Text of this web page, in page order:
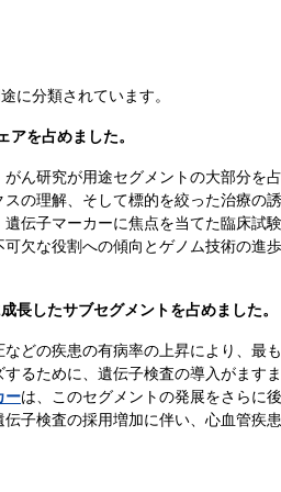
に分類されています。
を占めました。
ん研究が用途セグメントの大部分を占
の理解、そして標的を絞った治療の
伝子マーカーに焦点を当てた臨床試
欠な役割への傾向とゲノム技術の進
長したサブセグメントを占めました。
どの疾患の有病率の上昇により、最
るために、遺伝子検査の導入がますま
ーは、このセグメントの発展をさらに
子検査の採用増加に伴い、心血管疾